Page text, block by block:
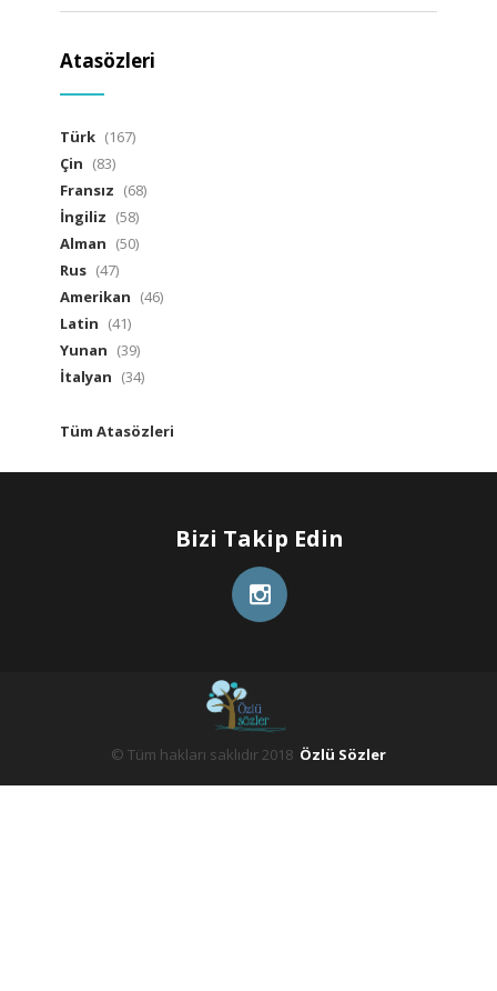
Atasözleri
Türk (167)
Çin (83)
Fransız (68)
İngiliz (58)
Alman (50)
Rus (47)
Amerikan (46)
Latin (41)
Yunan (39)
İtalyan (34)
Tüm Atasözleri
Bizi Takip Edin
© Tüm hakları saklıdır 2018 Özlü Sözler